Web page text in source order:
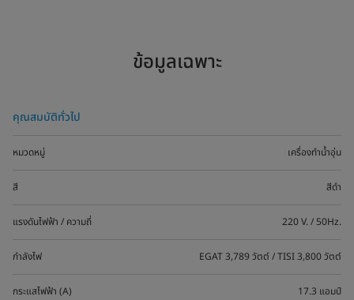
ข้อมูลเฉพาะ
คุณสมบัติทั่วไป
หมวดหมู่ เครื่องทำน้ำอุ่น
สี สีดำ
แรงดันไฟฟ้า / ความถี่ 220 V. / 50Hz.
กำลังไฟ EGAT 3,789 วัตต์ / TISI 3,800 วัตต์
กระแสไฟฟ้า (A) 17.3 แอมป์